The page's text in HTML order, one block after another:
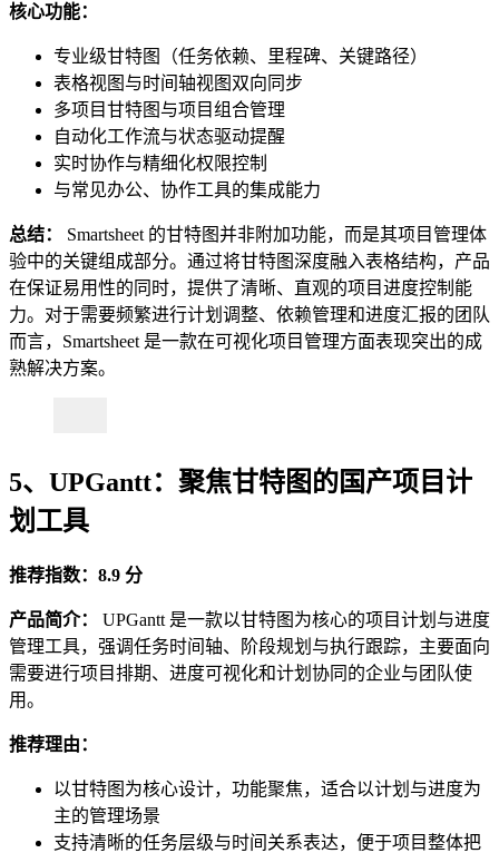
核心功能：
专业级甘特图（任务依赖、里程碑、关键路径）
表格视图与时间轴视图双向同步
多项目甘特图与项目组合管理
自动化工作流与状态驱动提醒
实时协作与精细化权限控制
与常见办公、协作工具的集成能力
总结：
Smartsheet 的甘特图并非附加功能，而是其项目管理体
验中的关键组成部分。通过将甘特图深度融入表格结构，产品
在保证易用性的同时，提供了清晰、直观的项目进度控制能
力。对于需要频繁进行计划调整、依赖管理和进度汇报的团队
而言，Smartsheet 是一款在可视化项目管理方面表现突出的成
熟解决方案。
5、UPGantt：聚焦甘特图的国产项目计
划工具
推荐指数：8.9 分
产品简介：
UPGantt 是一款以甘特图为核心的项目计划与进度
管理工具，强调任务时间轴、阶段规划与执行跟踪，主要面向
需要进行项目排期、进度可视化和计划协同的企业与团队使
用。
推荐理由：
以甘特图为核心设计，功能聚焦，适合以计划与进度为
主的管理场景
支持清晰的任务层级与时间关系表达，便于项目整体把